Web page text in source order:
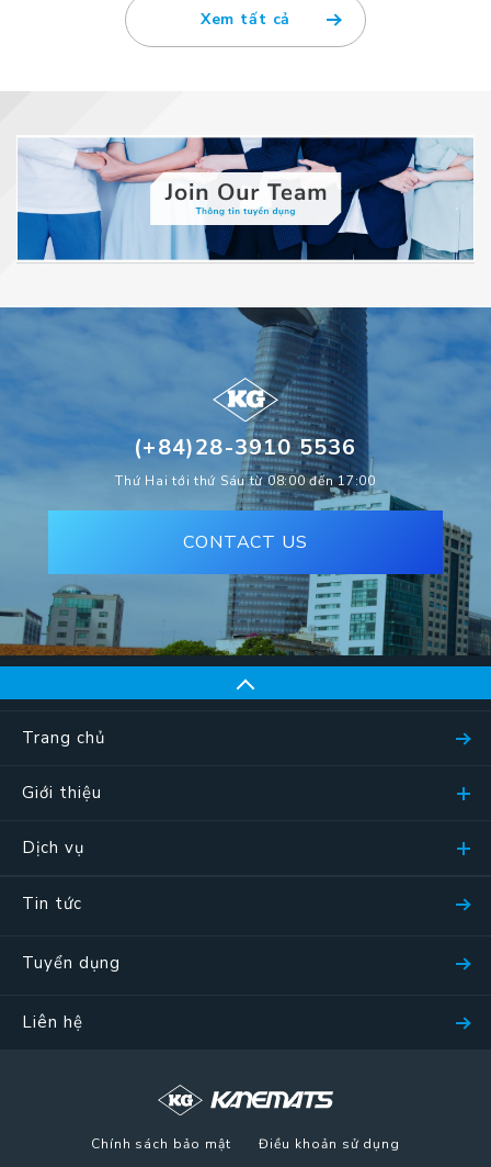
Xem tất cả
(+84)28-3910 5536
Thứ Hai tới thứ Sáu từ 08:00 đến 17:00
CONTACT US
Trang chủ
Giới thiệu
Dịch vụ
Tin tức
Tuyển dụng
Liên hệ
Chính sách bảo mật Điều khoản sử dụng